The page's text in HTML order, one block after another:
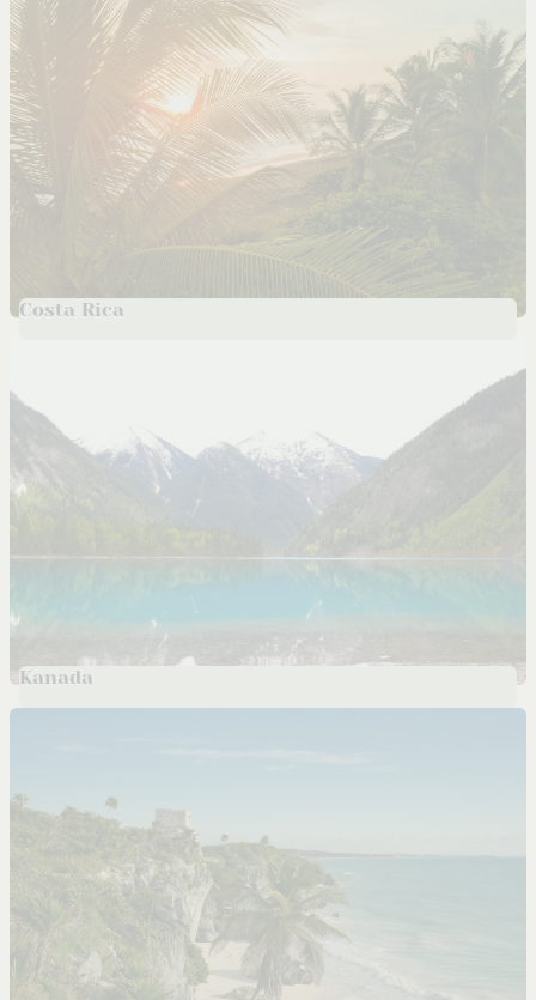
Costa Rica
Kanada